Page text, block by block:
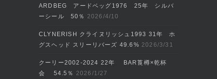
ARDBEG アードベッグ1976 25年 シルバ
ーシール 50％
2026/4/10
CLYNERISH クライヌリッシュ1993 31年 ホ
グスヘッド スリーリバーズ 49.6% 2026/3/31
クーリー2002‐2024 22年 BAR莨樽×乾杯
会 54.5％
2026/1/27